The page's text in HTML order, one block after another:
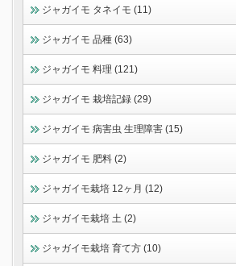
ジャガイモ タネイモ (11)
ジャガイモ 品種 (63)
ジャガイモ 料理 (121)
ジャガイモ 栽培記録 (29)
ジャガイモ 病害虫 生理障害 (15)
ジャガイモ 肥料 (2)
ジャガイモ栽培 12ヶ月 (12)
ジャガイモ栽培 土 (2)
ジャガイモ栽培 育て方 (10)